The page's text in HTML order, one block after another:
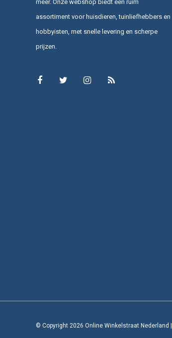
meer. Onze webshop biedt een ruim
assortiment voor huisdieren, tuinliefhebbers en
hobbyisten, met snelle levering en scherpe
prijzen.
© Copyright 2026 Online Winkelstraat Nederland |